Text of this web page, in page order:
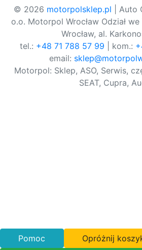
© 2026 motorpolsklep.pl | Auto
o.o. Motorpol Wrocław Odział
Wrocław, al.
tel.: +48 71 788 57 99 | kom.:
email:
Motorpol: Sklep, ASO, Serwis,
SEAT, Cupra,
Pomoc Opróżnij